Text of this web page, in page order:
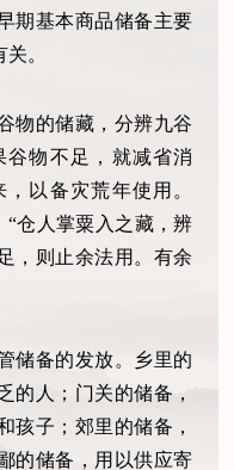
期基本商品储备主要
。
物的储藏，分辨九谷
物不足，就减省消
以备灾荒年使用。
“仓人掌粟入之藏，辨
，则止余法用。有余
储备的发放。乡里的
的人；门关的储备，
孩子；郊里的储备，
的储备，用以供应寄